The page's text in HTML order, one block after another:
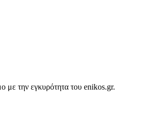
με την εγκυρότητα του enikos.gr.